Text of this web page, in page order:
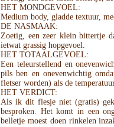
HET MONDGEVOEL:
Medium body, gladde textuur,
DE NASMAAK:
Zoetig, een zeer klein bittertje
ietwat grassig hopgevoel.
HET TOTAALGEVOEL:
Een teleurstellend en
pils ben en onevenwichtig
fletser worden) als de
HET VERDICT:
Als ik dit flesje niet (gratis)
besproken. Het komt in een
belletje moest doen rinkelen